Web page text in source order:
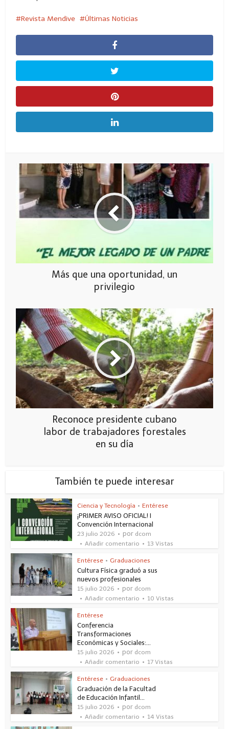
Revista Mendive Últimas Noticias
Más que una oportunidad, un
privilegio
Reconoce presidente cubano
labor de trabajadores forestales
en su día
También te puede interesar
Ciencia y Tecnología • Entérese
¡PRIMER AVISO OFICIAL! I
Convención Internacional
23 julio 2026 por dcom
Añadir comentario
13 Vistas
Entérese • Graduaciones
Cultura Física graduó a sus
nuevos profesionales
15 julio 2026 por dcom
Añadir comentario
10 Vistas
Entérese
Conferencia
Transformaciones
Económicas y Sociales:...
15 julio 2026 por dcom
Añadir comentario
17 Vistas
Entérese • Graduaciones
Graduación de la Facultad
de Educación Infantil...
15 julio 2026 por dcom
Añadir comentario
14 Vistas